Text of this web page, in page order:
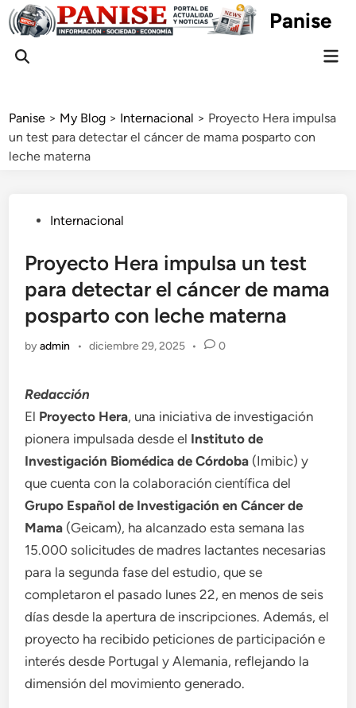
Skip
to
content
Panise
Open
Panise > My Blog > Internacional > Proyecto Hera impulsa
un test para detectar el cáncer de mama posparto con
leche materna
PostedInternacional
Proyecto Hera impulsa un test
para detectar el cáncer de mama
posparto con leche materna
byadmin • diciembre 29, 2025 • 0
Redacción
El Proyecto Hera, una iniciativa de investigación
pionera impulsada desde el Instituto de
Investigación Biomédica de Córdoba (Imibic) y
que cuenta con la colaboración científica del
Grupo Español de Investigación en Cáncer de
Mama (Geicam), ha alcanzado esta semana las
15.000 solicitudes de madres lactantes necesarias
para la segunda fase del estudio, que se
completaron el pasado lunes 22, en menos de seis
días desde la apertura de inscripciones. Además, el
proyecto ha recibido peticiones de participación e
interés desde Portugal y Alemania, reflejando la
dimensión del movimiento generado.